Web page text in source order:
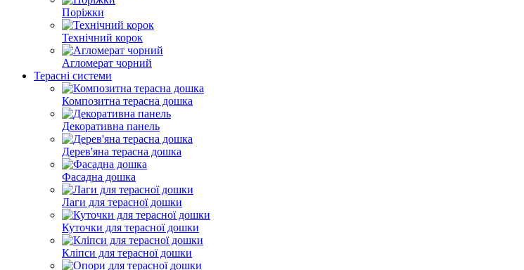
Поріжки
Технічний корок
Агломерат чорний
Терасні системи
Композитна терасна дошка
Декоративна панель
Дерев'яна терасна дошка
Фасадна дошка
Лаги для терасної дошки
Куточки для терасної дошки
Кліпси для терасної дошки